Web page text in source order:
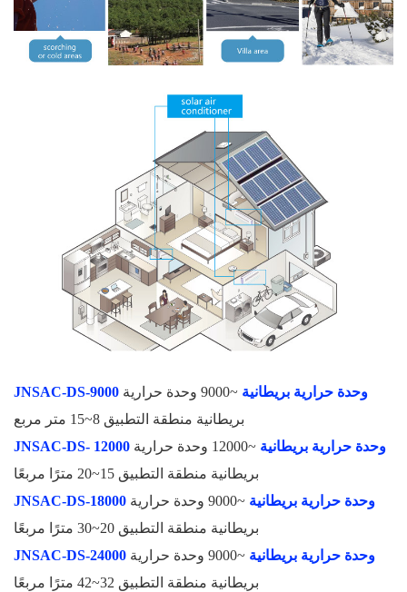
JNSAC-DS-9000 وحدة حرارية بريطانية
~9000 وحدة حرارية
بريطانية منطقة التطبيق 8~15 متر مربع
JNSAC-DS-
12000 وحدة حرارية بريطانية
~12000 وحدة حرارية
بريطانية منطقة التطبيق 15~20 مترًا مربعًا
JNSAC-DS-18000 وحدة حرارية بريطانية
~9000 وحدة حرارية
بريطانية منطقة التطبيق 20~30 مترًا مربعًا
JNSAC-DS-24000 وحدة حرارية بريطانية
~9000 وحدة حرارية
بريطانية منطقة التطبيق 32~42 مترًا مربعًا